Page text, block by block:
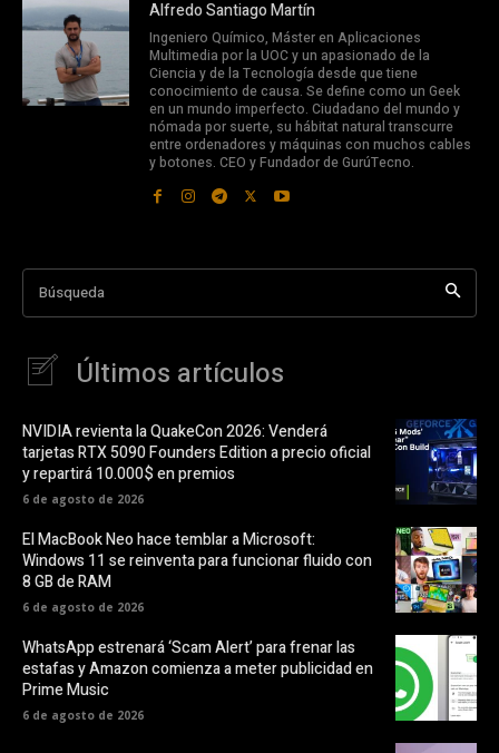
Alfredo Santiago Martín
Ingeniero Químico, Máster en Aplicaciones
Multimedia por la UOC y un apasionado de la
Ciencia y de la Tecnología desde que tiene
conocimiento de causa. Se define como un Geek
en un mundo imperfecto. Ciudadano del mundo y
nómada por suerte, su hábitat natural transcurre
entre ordenadores y máquinas con muchos cables
y botones. CEO y Fundador de GurúTecno.
Búsqueda
Últimos artículos
NVIDIA revienta la QuakeCon 2026: Venderá
tarjetas RTX 5090 Founders Edition a precio oficial
y repartirá 10.000$ en premios
6 de agosto de 2026
El MacBook Neo hace temblar a Microsoft:
Windows 11 se reinventa para funcionar fluido con
8 GB de RAM
6 de agosto de 2026
WhatsApp estrenará ‘Scam Alert’ para frenar las
estafas y Amazon comienza a meter publicidad en
Prime Music
6 de agosto de 2026